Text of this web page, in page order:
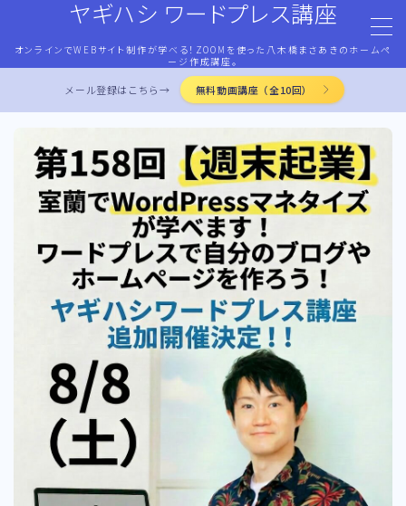
ヤギハシ ワードプレス講座
オンラインでWEBサイト制作が学べる！ZOOMを使った八木橋まさあきのホームペ
ージ作成講座。
MENU
HOME
ワードプレス・マネタイズ
ココナラ・ストアカ出品
LP作成術
お問合せ
メール登録はこちら→ 無料動画講座（全10回）